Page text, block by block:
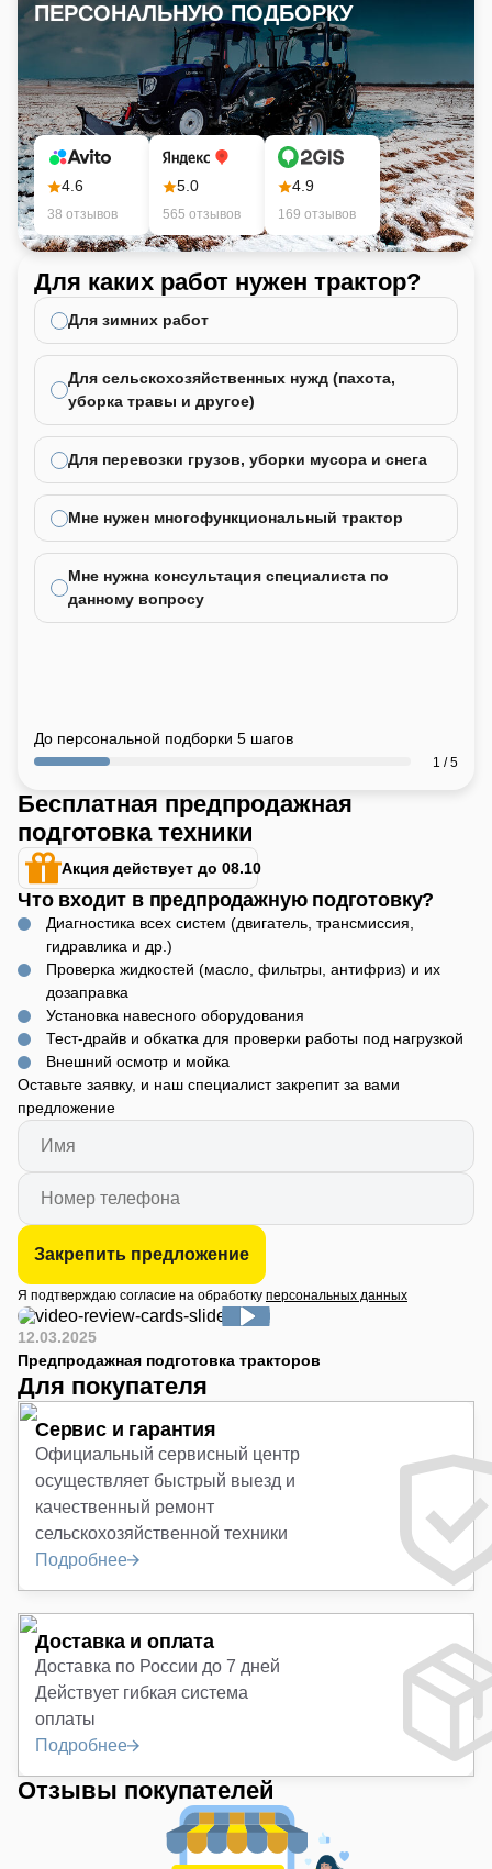
ПЕРСОНАЛЬНУЮ ПОДБОРКУ
4.6
38 отзывов
5.0
565 отзывов
4.9
169 отзывов
Для каких работ нужен трактор?
Для зимних работ
Для сельскохозяйственных нужд (пахота,
уборка травы и другое)
Для перевозки грузов, уборки мусора и снега
Мне нужен многофункциональный трактор
Мне нужна консультация специалиста по
данному вопросу
До персональной подборки 5 шагов
1 / 5
Бесплатная предпродажная
подготовка техники
Акция действует до 08.10
Что входит в предпродажную подготовку?
Диагностика всех систем (двигатель, трансмиссия,
гидравлика и др.)
Проверка жидкостей (масло, фильтры, антифриз) и их
дозаправка
Установка навесного оборудования
Тест-драйв и обкатка для проверки работы под нагрузкой
Внешний осмотр и мойка
Оставьте заявку, и наш специалист закрепит за вами
предложение
Закрепить предложение
Я подтверждаю согласие на обработку персональных данных
12.03.2025
Предпродажная подготовка тракторов
Для покупателя
Сервис и гарантия
Официальный сервисный центр
осуществляет быстрый выезд и
качественный ремонт
сельскохозяйственной техники
Подробнее
Доставка и оплата
Доставка по России до 7 дней
Действует гибкая система
оплаты
Подробнее
Отзывы покупателей